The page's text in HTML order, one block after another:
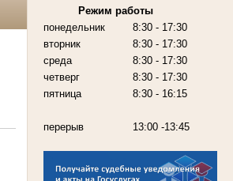
Режим работы
понедельник
вторник
среда
четверг
пятница
перерыв
8:30 - 17:30
8:30 - 17:30
8:30 - 17:30
8:30 - 17:30
8:30 - 16:15
13:00 -13:45